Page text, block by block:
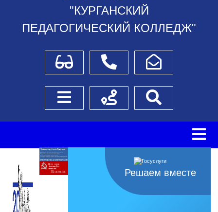
"КУРГАНСКИЙ
ПЕДАГОГИЧЕСКИЙ КОЛЛЕДЖ"
Для слабовидящихТелефоныНаписать обращение
Боковое менюСхема проезда
Решаем вместе